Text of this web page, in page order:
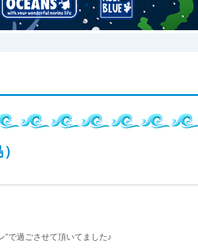
”で過ごさせて頂いてました♪